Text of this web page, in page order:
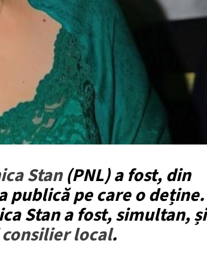
Stan(PNL) a fost, din
publică pe care o deține.
Stan a fost, simultan, și
consilier local.